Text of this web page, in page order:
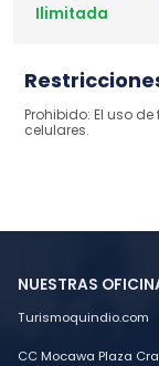
Ilimitada
Prohibido: El uso
celulares.
NUESTRAS
Turismoquindio.com
CC Mocawa Plaza